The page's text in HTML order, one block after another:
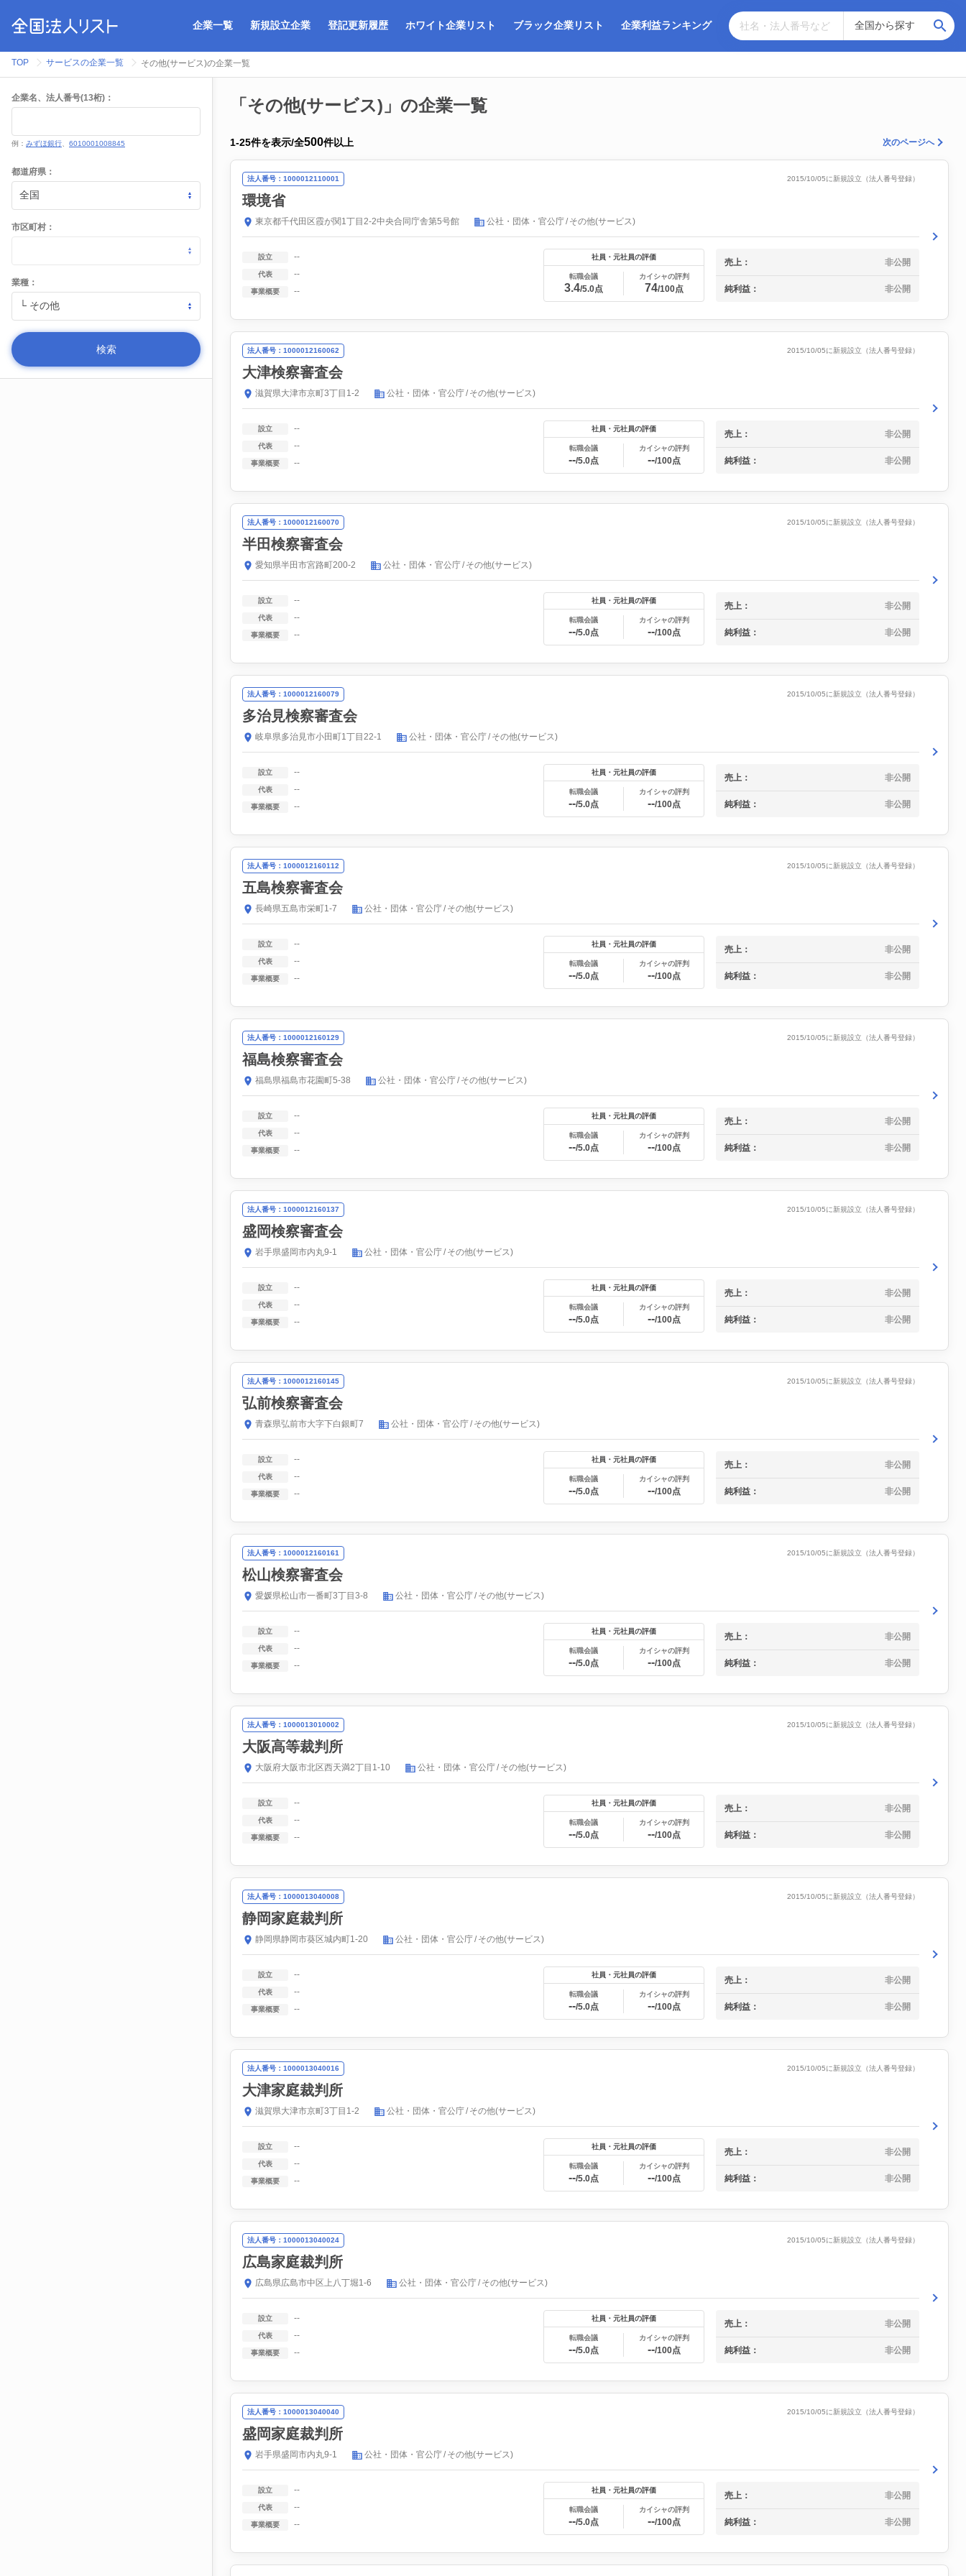
企業一覧 新規設立企業 登記更新履歴 ホワイト企業リスト ブラック企業リスト 企業利益ランキング
TOP サービスの企業一覧 その他(サービス)の企業一覧
企業名、法人番号(13桁)：
例： みずほ銀行 6010001008845
都道府県：
市区町村：
業種：
「その他(サービス)」の企業一覧
1-25件を表示/全500件以上 次のページへ
法人番号：1000012110001 2015/10/05に新規設立（法人番号登録）
環境省
東京都千代田区霞が関1丁目2-2中央合同庁舎第5号館 公社・団体・官公庁 その他(サービス)
設立 --
代表 --
事業概要 --
社員・元社員の評価
転職会議
3.4/5.0点
カイシャの評判
74/100点
売上： 非公開
純利益： 非公開
法人番号：1000012160062 2015/10/05に新規設立（法人番号登録）
大津検察審査会
滋賀県大津市京町3丁目1-2 公社・団体・官公庁 その他(サービス)
設立 --
代表 --
事業概要 --
社員・元社員の評価
転職会議
--/5.0点
カイシャの評判
--/100点
売上： 非公開
純利益： 非公開
法人番号：1000012160070 2015/10/05に新規設立（法人番号登録）
半田検察審査会
愛知県半田市宮路町200-2 公社・団体・官公庁 その他(サービス)
設立 --
代表 --
事業概要 --
社員・元社員の評価
転職会議
--/5.0点
カイシャの評判
--/100点
売上： 非公開
純利益： 非公開
法人番号：1000012160079 2015/10/05に新規設立（法人番号登録）
多治見検察審査会
岐阜県多治見市小田町1丁目22-1 公社・団体・官公庁 その他(サービス)
設立 --
代表 --
事業概要 --
社員・元社員の評価
転職会議
--/5.0点
カイシャの評判
--/100点
売上： 非公開
純利益： 非公開
法人番号：1000012160112 2015/10/05に新規設立（法人番号登録）
五島検察審査会
長崎県五島市栄町1-7 公社・団体・官公庁 その他(サービス)
設立 --
代表 --
事業概要 --
社員・元社員の評価
転職会議
--/5.0点
カイシャの評判
--/100点
売上： 非公開
純利益： 非公開
法人番号：1000012160129 2015/10/05に新規設立（法人番号登録）
福島検察審査会
福島県福島市花園町5-38 公社・団体・官公庁 その他(サービス)
設立 --
代表 --
事業概要 --
社員・元社員の評価
転職会議
--/5.0点
カイシャの評判
--/100点
売上： 非公開
純利益： 非公開
法人番号：1000012160137 2015/10/05に新規設立（法人番号登録）
盛岡検察審査会
岩手県盛岡市内丸9-1 公社・団体・官公庁 その他(サービス)
設立 --
代表 --
事業概要 --
社員・元社員の評価
転職会議
--/5.0点
カイシャの評判
--/100点
売上： 非公開
純利益： 非公開
法人番号：1000012160145 2015/10/05に新規設立（法人番号登録）
弘前検察審査会
青森県弘前市大字下白銀町7 公社・団体・官公庁 その他(サービス)
設立 --
代表 --
事業概要 --
社員・元社員の評価
転職会議
--/5.0点
カイシャの評判
--/100点
売上： 非公開
純利益： 非公開
法人番号：1000012160161 2015/10/05に新規設立（法人番号登録）
松山検察審査会
愛媛県松山市一番町3丁目3-8 公社・団体・官公庁 その他(サービス)
設立 --
代表 --
事業概要 --
社員・元社員の評価
転職会議
--/5.0点
カイシャの評判
--/100点
売上： 非公開
純利益： 非公開
法人番号：1000013010002 2015/10/05に新規設立（法人番号登録）
大阪高等裁判所
大阪府大阪市北区西天満2丁目1-10 公社・団体・官公庁 その他(サービス)
設立 --
代表 --
事業概要 --
社員・元社員の評価
転職会議
--/5.0点
カイシャの評判
--/100点
売上： 非公開
純利益： 非公開
法人番号：1000013040008 2015/10/05に新規設立（法人番号登録）
静岡家庭裁判所
静岡県静岡市葵区城内町1-20 公社・団体・官公庁 その他(サービス)
設立 --
代表 --
事業概要 --
社員・元社員の評価
転職会議
--/5.0点
カイシャの評判
--/100点
売上： 非公開
純利益： 非公開
法人番号：1000013040016 2015/10/05に新規設立（法人番号登録）
大津家庭裁判所
滋賀県大津市京町3丁目1-2 公社・団体・官公庁 その他(サービス)
設立 --
代表 --
事業概要 --
社員・元社員の評価
転職会議
--/5.0点
カイシャの評判
--/100点
売上： 非公開
純利益： 非公開
法人番号：1000013040024 2015/10/05に新規設立（法人番号登録）
広島家庭裁判所
広島県広島市中区上八丁堀1-6 公社・団体・官公庁 その他(サービス)
設立 --
代表 --
事業概要 --
社員・元社員の評価
転職会議
--/5.0点
カイシャの評判
--/100点
売上： 非公開
純利益： 非公開
法人番号：1000013040040 2015/10/05に新規設立（法人番号登録）
盛岡家庭裁判所
岩手県盛岡市内丸9-1 公社・団体・官公庁 その他(サービス)
設立 --
代表 --
事業概要 --
社員・元社員の評価
転職会議
--/5.0点
カイシャの評判
--/100点
売上： 非公開
純利益： 非公開